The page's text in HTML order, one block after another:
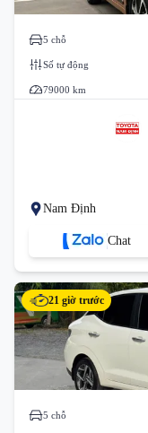
5 chỗ
Số tự động
79000 km
Nam Định
Chat
21 giờ trước
5 chỗ